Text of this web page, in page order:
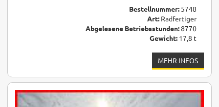
Bestellnummer: 5748
Art: Radfertiger
Abgelesene Betriebsstunden:8770
Gewicht: 17,8 t
MEHR INFOS